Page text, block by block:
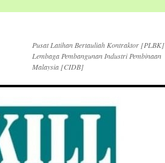
Pusat Latihan Bertauliah Kontraktor [PLBK]
Lembaga Pembangunan Industri Pembinaan
Malaysia [CIDB]